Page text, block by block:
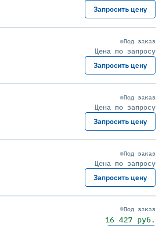
Запросить цену
Под заказ
Цена по запросу
Запросить цену
Под заказ
Цена по запросу
Запросить цену
Под заказ
Цена по запросу
Запросить цену
Под заказ
16 427 руб.